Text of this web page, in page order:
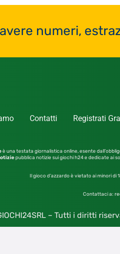
numeri,
Contatti Registrati
è una testata giornalistica online, esente
pubblica notizie sui giochi h24 e dedicate ai
Il gioco d’azzardo è vietato ai minori
Contattaci a:
– Tutti i diritti